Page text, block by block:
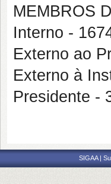
MEMBROS
Interno -
Externo ao
Externo à
Presidente -
SIGAA |